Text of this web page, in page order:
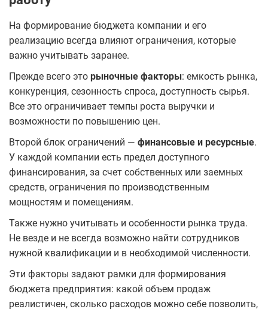
На формирование бюджета компании и его
реализацию всегда влияют ограничения, которые
важно учитывать заранее.
Прежде всего это рыночные факторы: емкость рынка,
конкуренция, сезонность спроса, доступность сырья.
Все это ограничивает темпы роста выручки и
возможности по повышению цен.
Второй блок ограничений — финансовые и ресурсные.
У каждой компании есть предел доступного
финансирования, за счет собственных или заемных
средств, ограничения по производственным
мощностям и помещениям.
Также нужно учитывать и особенности рынка труда.
Не везде и не всегда возможно найти сотрудников
нужной квалификации и в необходимой численности.
Эти факторы задают рамки для формирования
бюджета предприятия: какой объем продаж
реалистичен, сколько расходов можно себе позволить,